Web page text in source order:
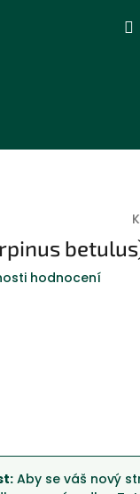
hodnocení
Aby se váš nový